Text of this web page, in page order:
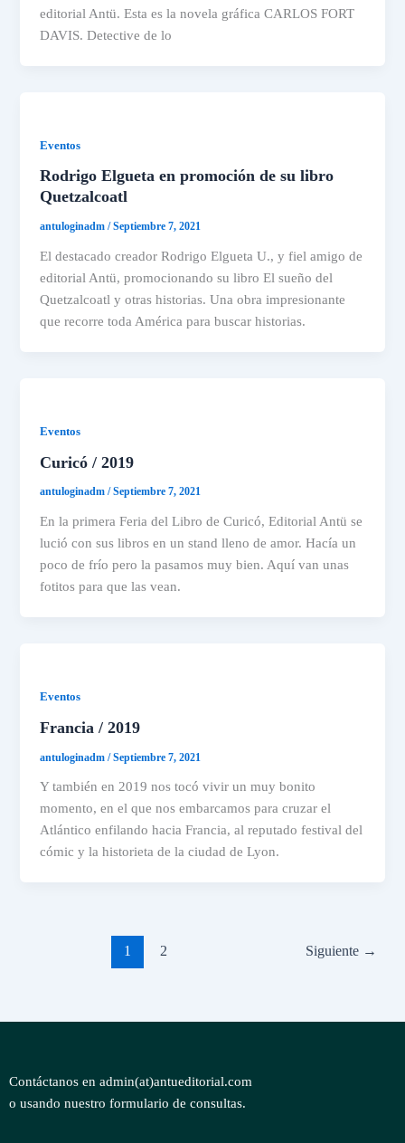
editorial Antü. Esta es la novela gráfica CARLOS FORT
DAVIS. Detective de lo
Eventos
Rodrigo Elgueta en promoción de su libro
Quetzalcoatl
antuloginadm/Septiembre 7, 2021
El destacado creador Rodrigo Elgueta U., y fiel amigo de
editorial Antü, promocionando su libro El sueño del
Quetzalcoatl y otras historias. Una obra impresionante
que recorre toda América para buscar historias.
Eventos
Curicó / 2019
antuloginadm/Septiembre 7, 2021
En la primera Feria del Libro de Curicó, Editorial Antü se
lució con sus libros en un stand lleno de amor. Hacía un
poco de frío pero la pasamos muy bien. Aquí van unas
fotitos para que las vean.
Eventos
Francia / 2019
antuloginadm/Septiembre 7, 2021
Y también en 2019 nos tocó vivir un muy bonito
momento, en el que nos embarcamos para cruzar el
Atlántico enfilando hacia Francia, al reputado festival del
cómic y la historieta de la ciudad de Lyon.
1 2 Siguiente →
Contáctanos en admin(at)antueditorial.com
o usando nuestro formulario de consultas.